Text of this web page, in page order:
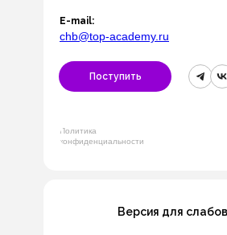
Политика
конфиденциальности
chb@top-academy.ru
E-mail:
Поступить
Версия для